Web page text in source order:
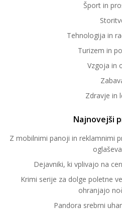
Šport in
Tehnologija in
Turizem in
Vzgoja in
Zdravje in
Najnovejši
Z mobilnimi panoji in reklamnimi
Dejavniki, ki vplivajo na
Krimi serije za dolge poletne
ohranjajo
Pandora srebrni